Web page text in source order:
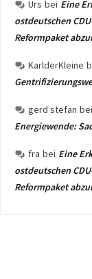
Urs bei Eine
ostdeutschen
Reformpaket
KarlderKleine
gerd stefan bei
Energiewende:
fra bei Eine
ostdeutschen
Reformpaket